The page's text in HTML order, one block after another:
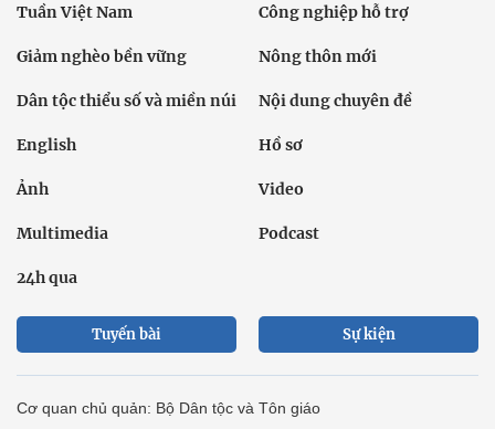
Tuần Việt Nam Công nghiệp hỗ trợ
Giảm nghèo bền vững Nông thôn mới
Dân tộc thiểu số và miền núi Nội dung chuyên đề
English Hồ sơ
Ảnh Video
Multimedia Podcast
24h qua
Tuyến bài Sự kiện
Cơ quan chủ quản: Bộ Dân tộc và Tôn giáo